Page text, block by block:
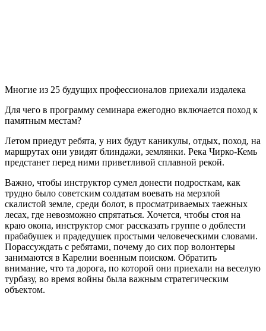
Многие из 25 будущих профессионалов приехали издалека
Для чего в программу семинара ежегодно включается поход к
памятным местам?
Летом приедут ребята, у них будут каникулы, отдых, поход, на
маршрутах они увидят блиндажи, землянки. Река Чирко-Кемь
предстанет перед ними приветливой сплавной рекой.
Важно, чтобы инструктор сумел донести подросткам, как
трудно было советским солдатам воевать на мерзлой
скалистой земле, среди болот, в просматриваемых таежных
лесах, где невозможно спрятаться. Хочется, чтобы стоя на
краю окопа, инструктор смог рассказать группе о доблести
прабабушек и прадедушек простыми человеческими словами.
Порассуждать с ребятами, почему до сих пор волонтеры
занимаются в Карелии военным поиском. Обратить
внимание, что та дорога, по которой они приехали на веселую
турбазу, во время войны была важным стратегическим
объектом.